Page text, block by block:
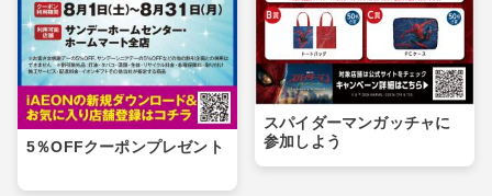
5％OFFクーポンプレゼント
スパイダーマンガッチャに
参加しよう